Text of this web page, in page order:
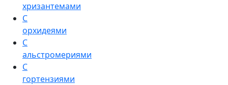
хризантемами
С
орхидеями
С
альстромериями
С
гортензиями